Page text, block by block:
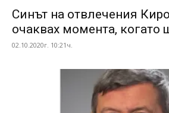
Синът на отвлечения
очаквах момента, когато
02.10.2020г. 10:21ч.